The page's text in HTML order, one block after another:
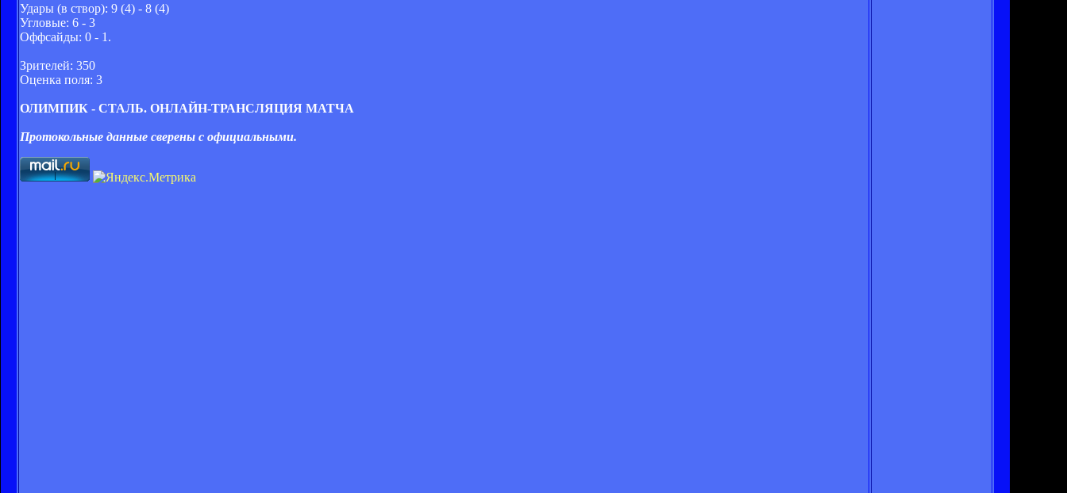
Удары (в створ): 9 (4) - 8 (4)
Угловые: 6 - 3
Оффсайды: 0 - 1.
Зрителей: 350
Оценка поля: 3
ОЛИМПИК - СТАЛЬ. ОНЛАЙН-ТРАНСЛЯЦИЯ МАТЧА
Протокольные данные сверены с официальными.